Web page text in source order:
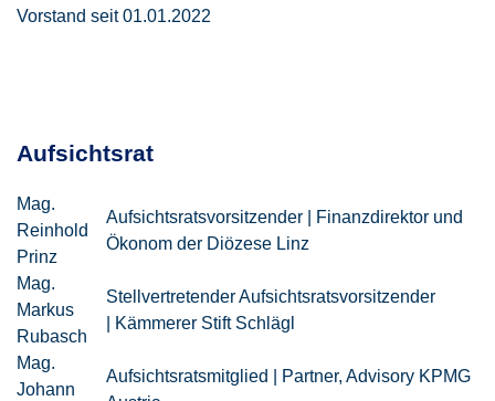
Vorstand seit 01.01.2022
Aufsichtsrat
Mag.
Reinhold
Prinz
Aufsichtsratsvorsitzender | Finanzdirektor und
Ökonom der Diözese Linz
Mag.
Markus
Rubasch
Stellvertretender Aufsichtsratsvorsitzender
| Kämmerer Stift Schlägl
Mag.
Johann
Aufsichtsratsmitglied | Partner, Advisory KPMG